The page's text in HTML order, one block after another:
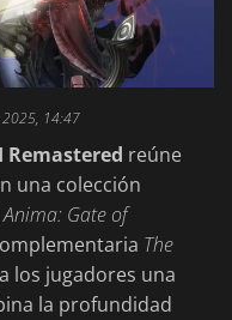
2025, 14:47
Remastered reúne
una colección
Anima: Gate of
The
los jugadores una
la profundidad